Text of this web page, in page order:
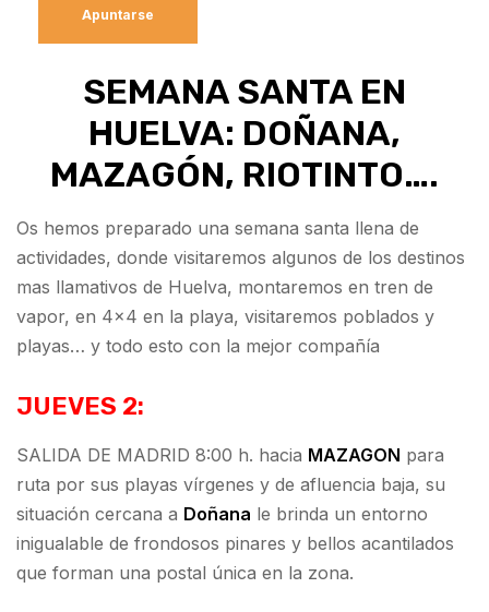
Apuntarse
SEMANA SANTA EN
HUELVA: DOÑANA,
MAZAGÓN, RIOTINTO….
Os hemos preparado una semana santa llena de
actividades, donde visitaremos algunos de los destinos
mas llamativos de Huelva, montaremos en tren de
vapor, en 4×4 en la playa, visitaremos poblados y
playas… y todo esto con la mejor compañía
JUEVES 2:
SALIDA DE MADRID 8:00 h. hacia MAZAGON para
ruta por sus playas vírgenes y de afluencia baja, su
situación cercana a Doñana le brinda un entorno
inigualable de frondosos pinares y bellos acantilados
que forman una postal única en la zona.